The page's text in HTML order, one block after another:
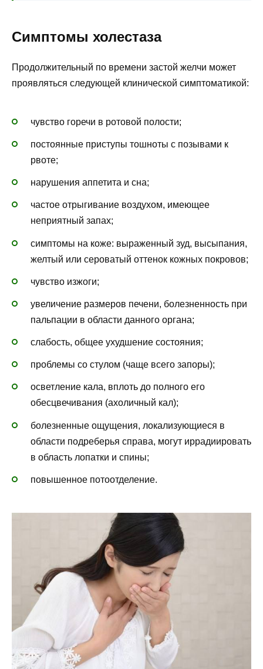
Симптомы холестаза
Продолжительный по времени застой желчи может
проявляться следующей клинической симптоматикой:
чувство горечи в ротовой полости;
постоянные приступы тошноты с позывами к
рвоте;
нарушения аппетита и сна;
частое отрыгивание воздухом, имеющее
неприятный запах;
симптомы на коже: выраженный зуд, высыпания,
желтый или сероватый оттенок кожных покровов;
чувство изжоги;
увеличение размеров печени, болезненность при
пальпации в области данного органа;
слабость, общее ухудшение состояния;
проблемы со стулом (чаще всего запоры);
осветление кала, вплоть до полного его
обесцвечивания (ахоличный кал);
болезненные ощущения, локализующиеся в
области подреберья справа, могут иррадиировать
в область лопатки и спины;
повышенное потоотделение.